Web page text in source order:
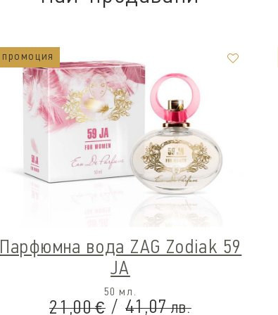
промоция
Парфюмна вода ZAG Zodiak 59
JA
50 мл.
21,00€ / 41,07лв.